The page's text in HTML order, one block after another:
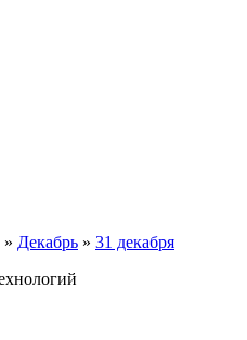
» Декабрь » 31 декабря